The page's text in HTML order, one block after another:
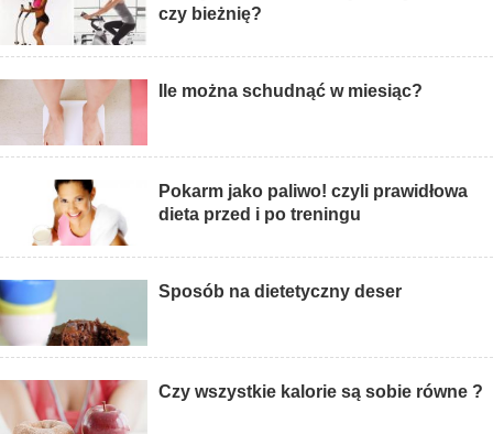
czy bieżnię?
Ile można schudnąć w miesiąc?
Pokarm jako paliwo! czyli prawidłowa
dieta przed i po treningu
Sposób na dietetyczny deser
Czy wszystkie kalorie są sobie równe ?